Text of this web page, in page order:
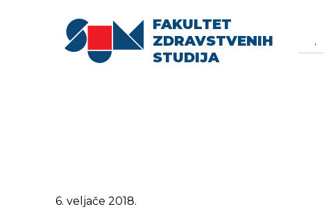
FAKULTET
ZDRAVSTVENIH
STUDIJA
for:
6. veljače 2018.